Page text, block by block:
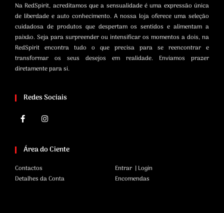
Na RedSpirit, acreditamos que a sensualidade é uma expressão única
de liberdade e auto conhecimento. A nossa loja oferece uma seleção
cuidadosa de produtos que despertam os sentidos e alimentam a
paixão. Seja para surpreender ou intensificar os momentos a dois, na
RedSpirit encontra tudo o que precisa para se reencontrar e
transformar os seus desejos em realidade. Enviamos prazer
diretamente para si.
Redes Sociais
Área do Ciente
Contactos
Detalhes da Conta
Entrar | Login
Encomendas